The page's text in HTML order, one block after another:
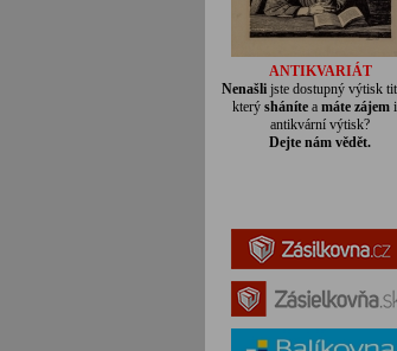
ANTIKVARIÁT
Nenašli jste dostupný výtisk
který sháníte a máte zájem
antikvární výtisk?
Dejte nám vědět.